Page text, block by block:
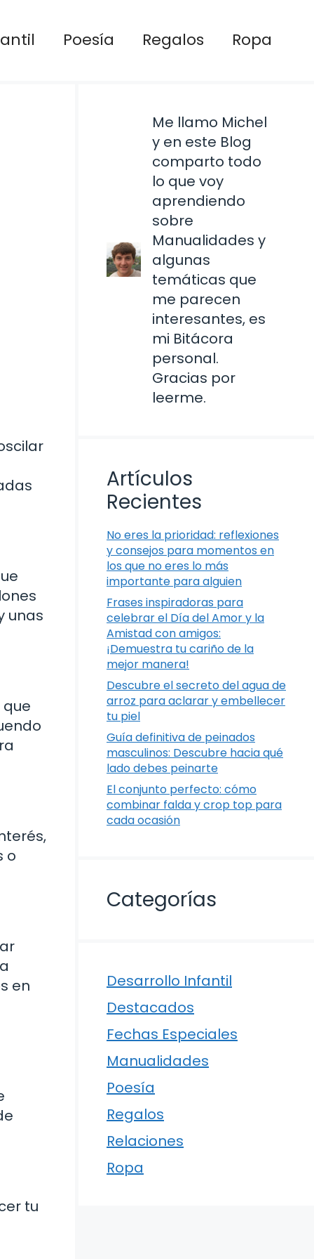
Poesía Regalos Ropa
unas
o
en
tu
Me llamo Michel
y en este Blog
comparto todo
lo que voy
aprendiendo
sobre
Manualidades y
algunas
temáticas que
me parecen
interesantes, es
mi Bitácora
personal.
Gracias por
leerme.
Artículos
Recientes
No eres la prioridad: reflexiones
y consejos para momentos en
los que no eres lo más
importante para alguien
Frases inspiradoras para
celebrar el Día del Amor y la
Amistad con amigos:
¡Demuestra tu cariño de la
mejor manera!
Descubre el secreto del agua de
arroz para aclarar y embellecer
tu piel
Guía definitiva de peinados
masculinos: Descubre hacia qué
lado debes peinarte
El conjunto perfecto: cómo
combinar falda y crop top para
cada ocasión
Categorías
Desarrollo Infantil
Destacados
Fechas Especiales
Manualidades
Poesía
Regalos
Relaciones
Ropa